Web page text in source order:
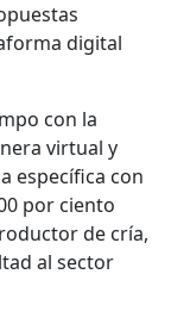
digital
con la
virtual y
específica con
por ciento
de cría,
al sector